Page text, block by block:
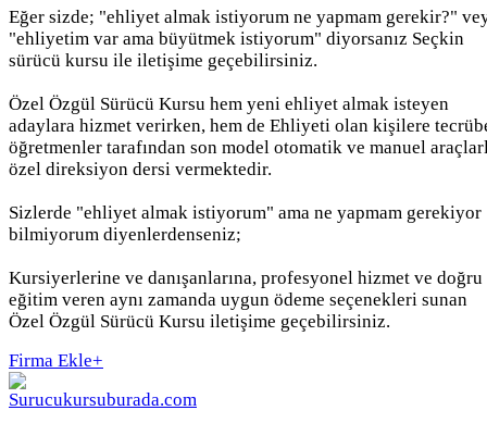
Eğer sizde; "ehliyet almak istiyorum ne yapmam gerekir?"
"ehliyetim var ama büyütmek istiyorum" diyorsanız Seçkin
sürücü kursu ile iletişime geçebilirsiniz.
Özel Özgül Sürücü Kursu hem yeni ehliyet almak isteyen
adaylara hizmet verirken, hem de Ehliyeti olan kişilere
öğretmenler tarafından son model otomatik ve manuel
özel direksiyon dersi vermektedir.
Sizlerde "ehliyet almak istiyorum" ama ne yapmam gerekiyor
bilmiyorum diyenlerdenseniz;
Kursiyerlerine ve danışanlarına, profesyonel hizmet ve doğru
eğitim veren aynı zamanda uygun ödeme seçenekleri sunan
Özel Özgül Sürücü Kursu iletişime geçebilirsiniz.
Firma Ekle+